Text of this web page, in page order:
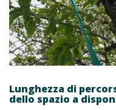
Lunghezza di
dello spazio a